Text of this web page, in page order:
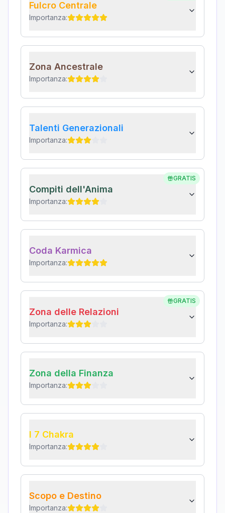
Fulcro Centrale
Importanza:
Zona Ancestrale
Importanza:
Talenti Generazionali
Importanza:
GRATIS
Compiti dell'Anima
Importanza:
Coda Karmica
Importanza:
GRATIS
Zona delle Relazioni
Importanza:
Zona della Finanza
Importanza:
I 7 Chakra
Importanza:
Scopo e Destino
Importanza: